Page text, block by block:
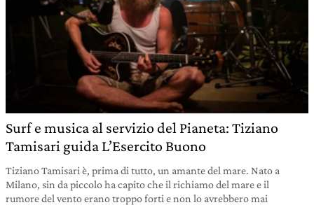
Surf e musica al servizio del Pianeta: Tiziano
Tamisari guida L’Esercito Buono
Tiziano Tamisari è, prima di tutto, un amante del mare. Nato a
Milano, sin da piccolo ha capito che il richiamo del mare e il
rumore del vento erano troppo forti e non lo avrebbero mai